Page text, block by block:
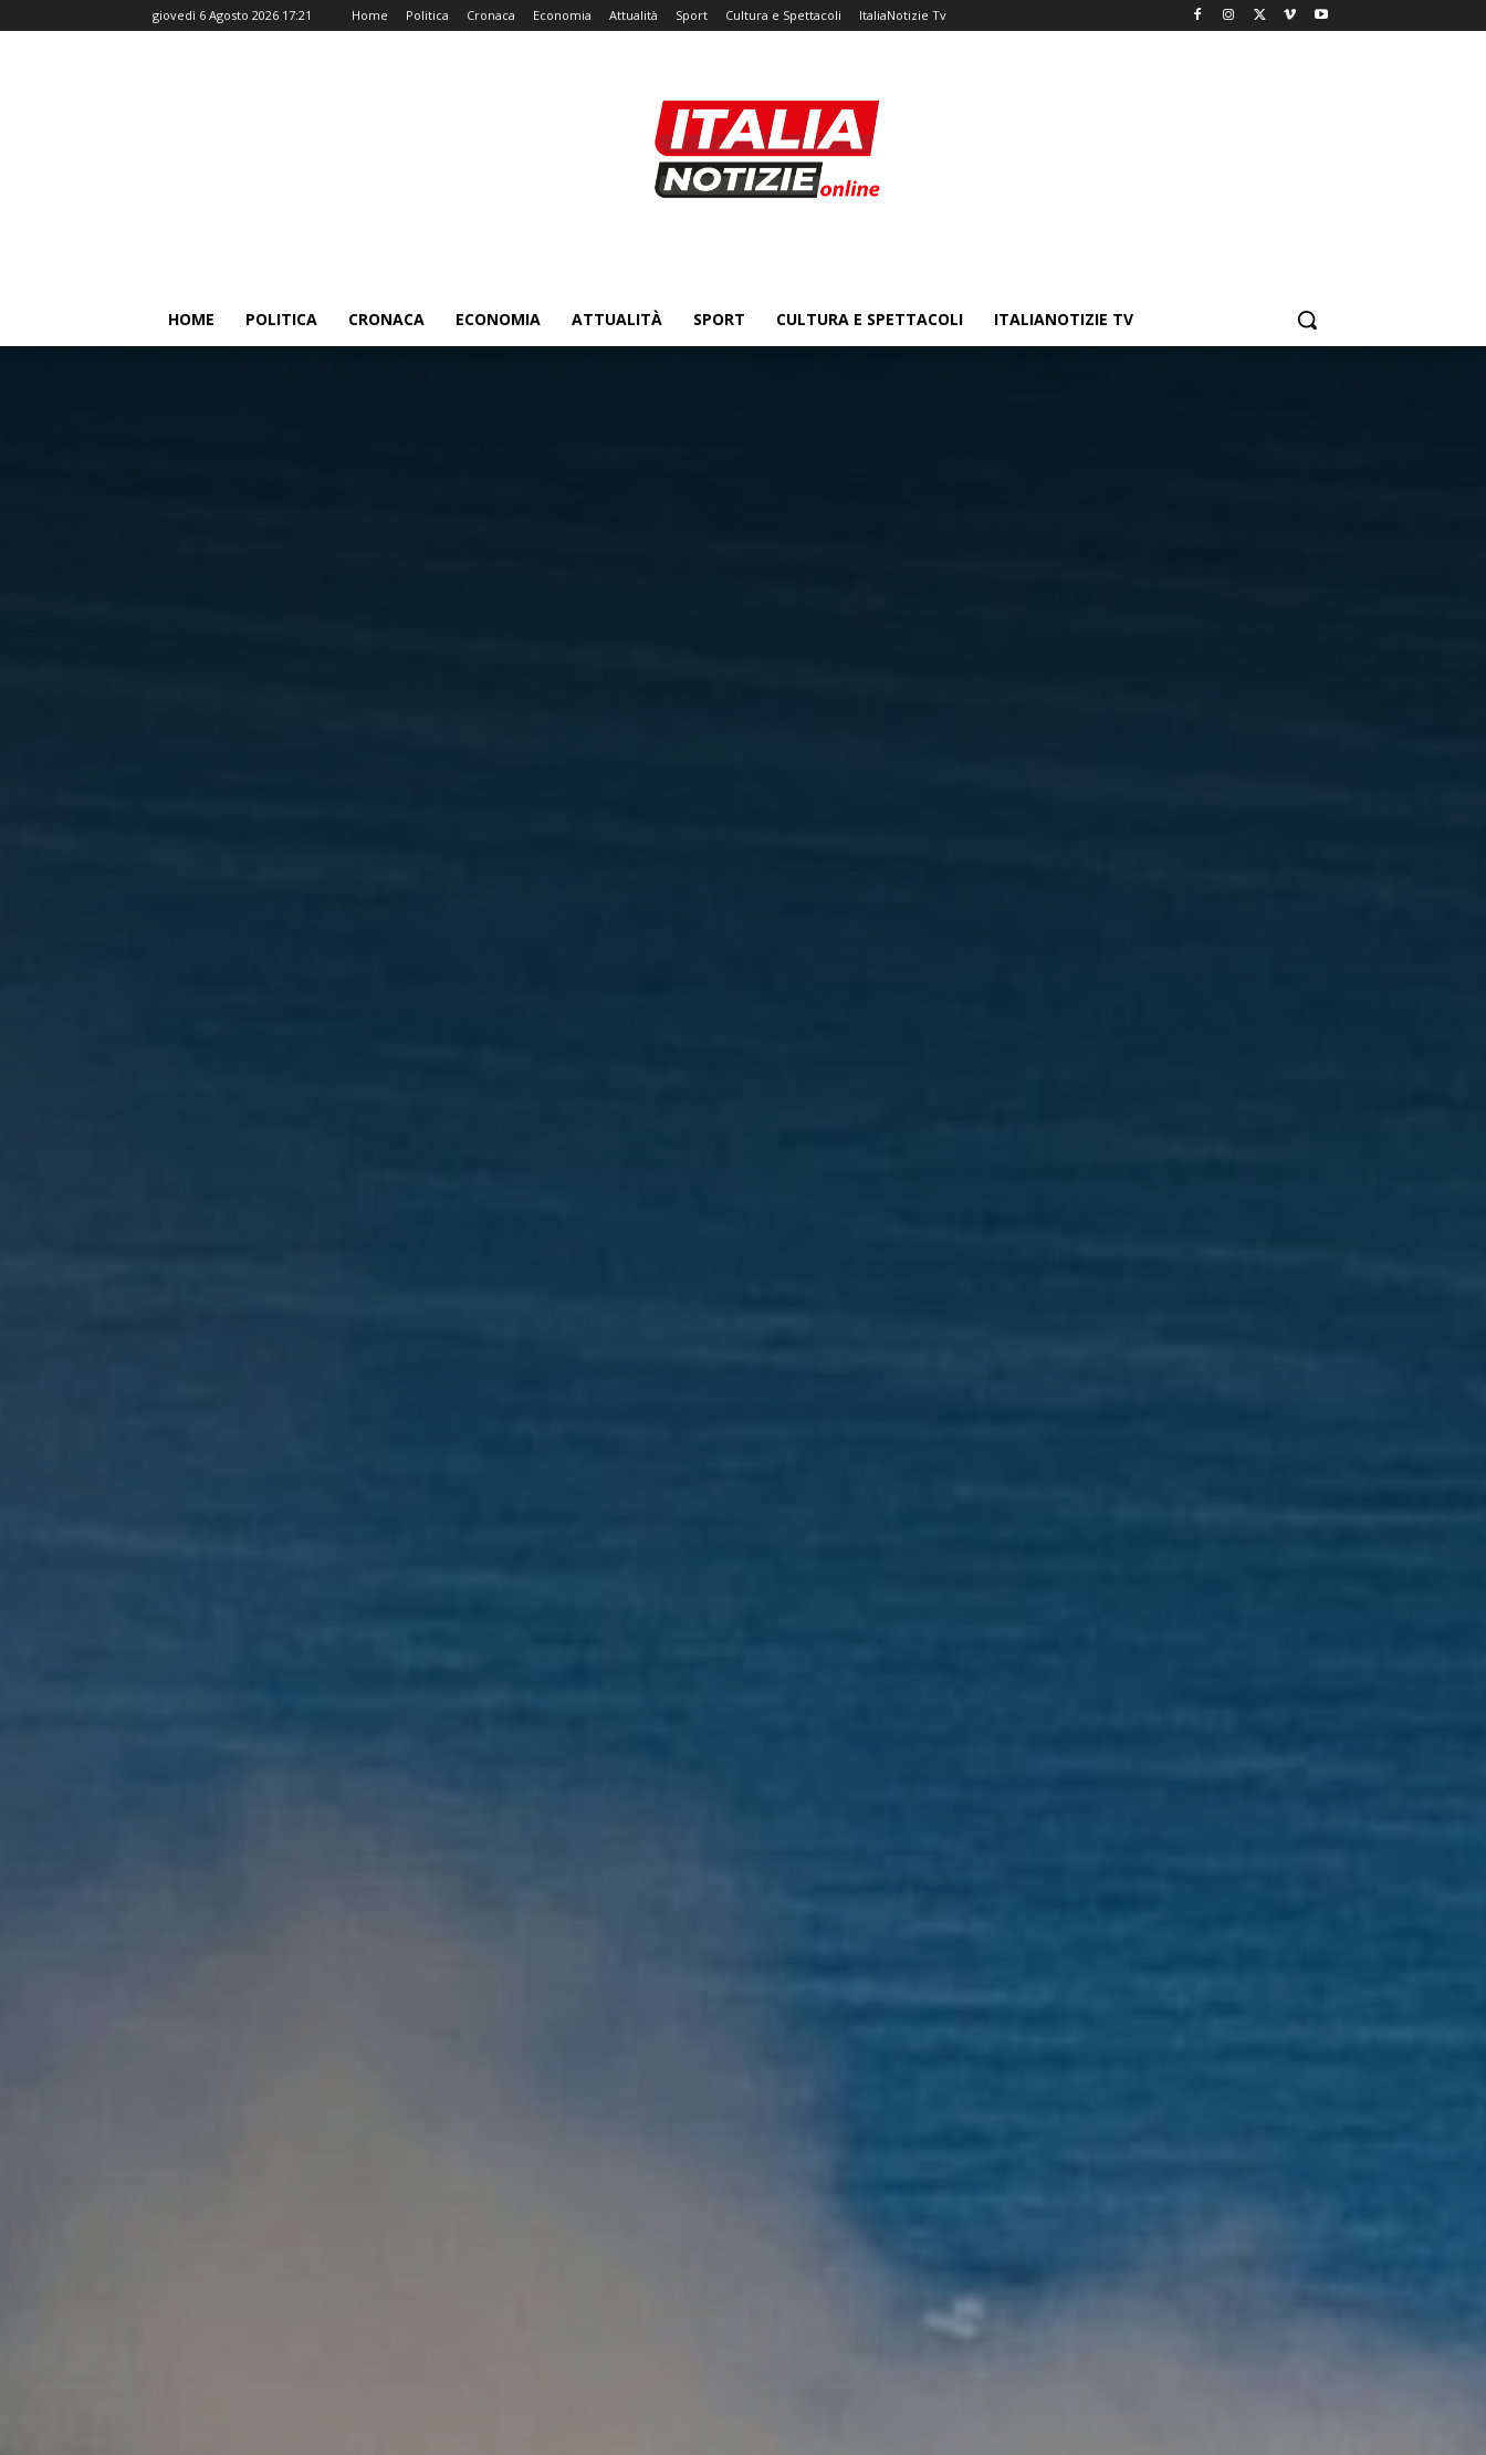
giovedì 6 Agosto 2026 17:21 Home Politica Cronaca Economia Attualità Sport Cultura e Spettacoli ItaliaNotizie Tv
HOME POLITICA CRONACA ECONOMIA ATTUALITÀ SPORT CULTURA E SPETTACOLI ITALIANOTIZIE TV